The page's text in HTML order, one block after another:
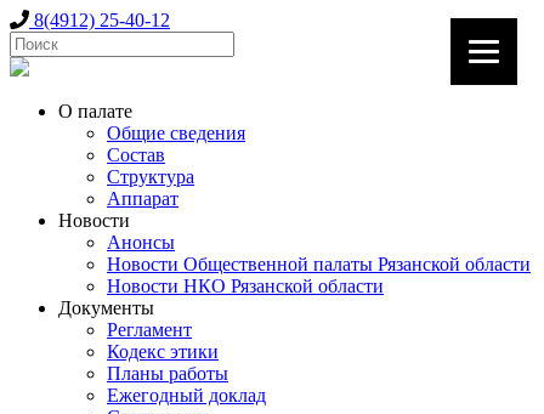
8(4912) 25-40-12
О палате
Общие сведения
Состав
Структура
Аппарат
Новости
Анонсы
Новости Общественной палаты Рязанской области
Новости НКО Рязанской области
Документы
Регламент
Кодекс этики
Планы работы
Ежегодный доклад